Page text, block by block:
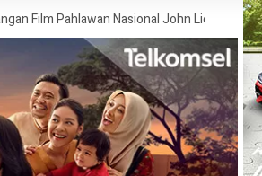
Nasional John Lie sebagai Diplomasi